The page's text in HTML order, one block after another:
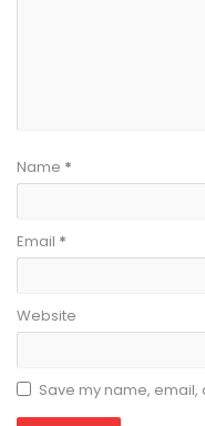
Name *
Email *
Website
Save my name,